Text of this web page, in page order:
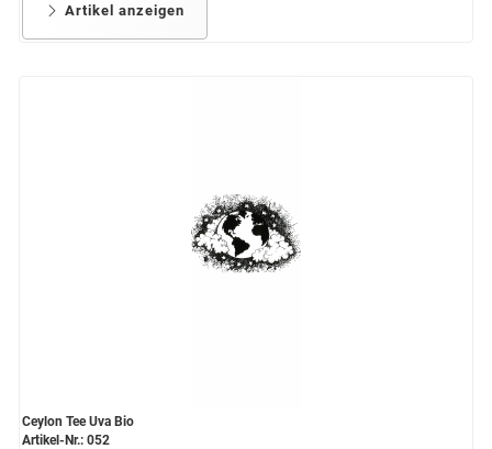
Artikel anzeigen
Ceylon Tee Uva Bio
Artikel-Nr.: 052